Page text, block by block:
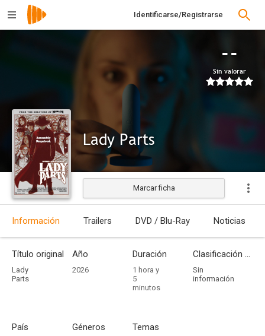
Identificarse/Registrarse
--
Sin valorar
Lady Parts
Estrenada
Marcar ficha
Información Trailers DVD / Blu-Ray Noticias
Título original
Lady
Parts
Año
2026
Duración
1 hora y
5
minutos
Clasificación por edades
Sin
información
País Géneros Temas